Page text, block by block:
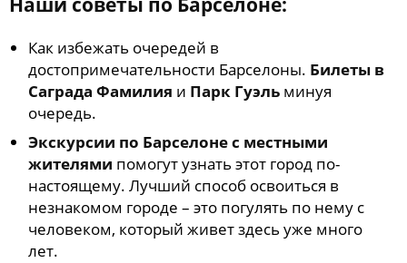
Как избежать очередей в
достопримечательности Барселоны. Билеты в
Саграда Фамилия и Парк Гуэль минуя
очередь.
Экскурсии по Барселоне с местными
жителями помогут узнать этот город по-
настоящему. Лучший способ освоиться в
незнакомом городе – это погулять по нему с
человеком, который живет здесь уже много
лет.